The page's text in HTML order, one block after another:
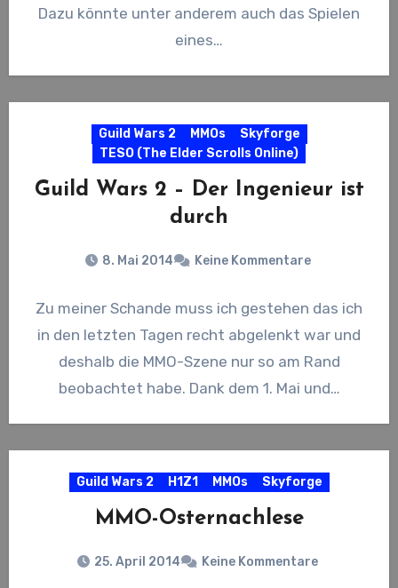
Dazu könnte unter anderem auch das Spielen
eines…
Guild Wars 2 MMOs
Skyforge
TESO (The Elder Scrolls Online)
Guild Wars 2 – Der Ingenieur ist
durch
8. Mai 2014 Keine Kommentare
Zu meiner Schande muss ich gestehen das ich
in den letzten Tagen recht abgelenkt war und
deshalb die MMO-Szene nur so am Rand
beobachtet habe. Dank dem 1. Mai und…
Guild Wars 2 H1Z1 MMOs Skyforge
MMO-Osternachlese
25. April 2014 Keine Kommentare